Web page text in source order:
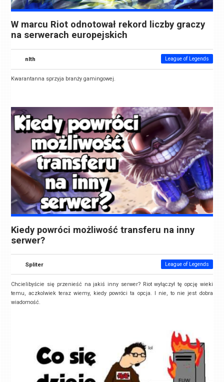
W marcu Riot odnotował rekord liczby graczy
na serwerach europejskich
nlth League of Legends
Kwarantanna sprzyja branży gamingowej.
Kiedy powróci możliwość transferu na inny
serwer?
Spliter League of Legends
Chcielibyście się przenieść na jakiś inny serwer? Riot wyłączył tę opcję wieki
temu, aczkolwiek teraz wiemy, kiedy powróci ta opcja. I nie, to nie jest dobra
wiadomość.